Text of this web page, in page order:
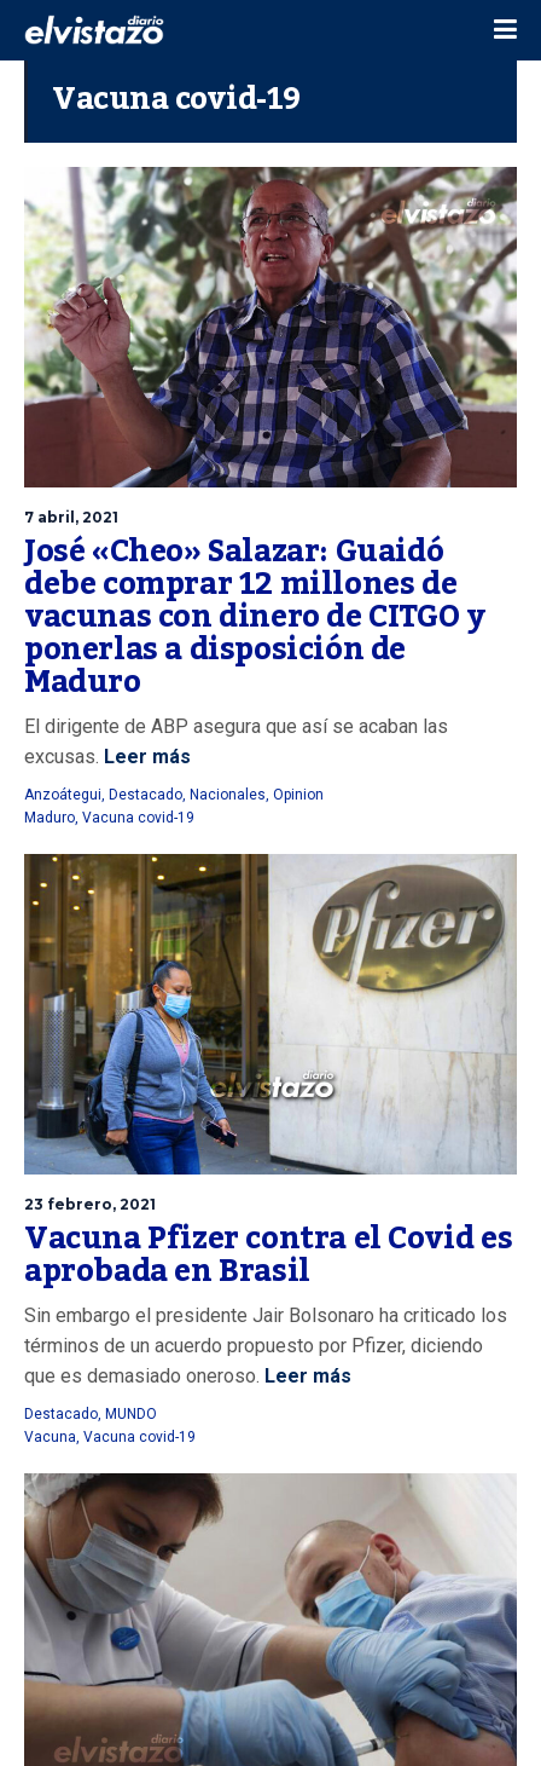
Vacuna covid-19
7 abril, 2021
José «Cheo» Salazar: Guaidó
debe comprar 12 millones de
vacunas con dinero de CITGO y
ponerlas a disposición de
Maduro
El dirigente de ABP asegura que así se acaban las
excusas. Leer más
Anzoátegui, Destacado, Nacionales, Opinion
Maduro, Vacuna covid-19
23 febrero, 2021
Vacuna Pfizer contra el Covid es
aprobada en Brasil
Sin embargo el presidente Jair Bolsonaro ha criticado los
términos de un acuerdo propuesto por Pfizer, diciendo
que es demasiado oneroso. Leer más
Destacado, MUNDO
Vacuna, Vacuna covid-19